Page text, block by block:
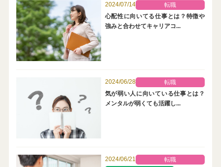
2024/07/14
転職
心配性に向いてる仕事とは？特徴や
強みと合わせてキャリアコ...
2024/06/28
転職
気が弱い人に向いている仕事とは？
メンタルが弱くても活躍し...
2024/06/21
転職